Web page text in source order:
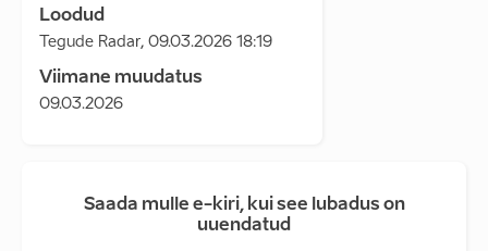
Loodud
Tegude Radar, 09.03.2026 18:19
Viimane muudatus
09.03.2026
Saada mulle e-kiri, kui see lubadus on
uuendatud